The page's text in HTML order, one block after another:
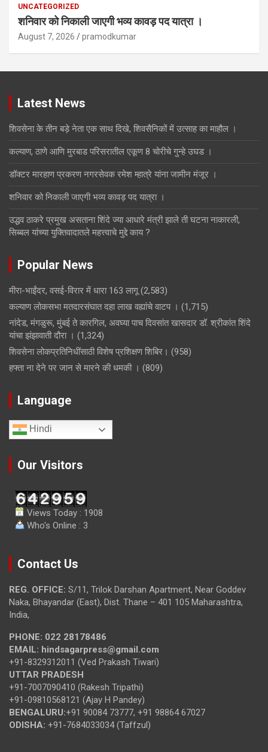
UNCATEGORIZED
शनिवार को निकाली जाएगी भव्य कावड़ पद यात्रा ।
August 7, 2026 pramodkumar
Latest News
शिवसेना के तीन बड़े नेता एक साथ दिखे, शिवसैनिकों में उत्साह का माहौल ।
कल्याण, ठाणे आणि मुरबाड परिसरातील एकूण 8 चोरीचे गुन्हे उघड ।
डॉक्टर मारहाण प्रकरण नगरसेवक रमेश म्हात्रे यांना जामीन मंजूर ।
शनिवार को निकाली जाएगी भव्य कावड़ पद यात्रा ।
उद्धव ठाकरे प्रमुख असताना शिंदे ज्या आधारे मंत्री झाले ती घटना नाकारली,
सिब्बल यांच्या युक्तिवादातले महत्त्वाचे मुद्दे काय ?
Popular News
मीरा-भाईंदर, वसई-विरार में धारा 163 लागू (2,583)
कल्याण लोकसभा मतदारसंघात दहा लाख वह्यांचे वाटप । (1,715)
नांदेड, मंगळुरू, मुंबई ते कारगिल, अवघ्या पाच दिवसांत खासदार डॉ. श्रीकांत शिंदे
यांचा झंझावाती दौरा । (1,324)
शिवसेना लोकप्रतिनिधींसाठी विशेष प्रशिक्षण शिबिर। (958)
हफ्ता ना देने पर जान से मारने की धमकी । (809)
Language
Hindi
Our Visitors
Views Today : 1908
Who's Online : 3
Contact Us
REG. OFFICE: S/11, Trilok Darshan Apartment, Near Goddev
Naka, Bhayandar (East), Dist. Thane – 401 105 Maharashtra,
India,
PHONE: 022 28178486
EMAIL: hindsagarpress@gmail.com
+91-8329312011 (Ved Prakash Tiwari)
UTTAR PRADESH
+91-7007090410 (Rakesh Tripathi)
+91-09810568121 (Ajay H Pandey)
BENGALURU:+91 90084 73777, +91 98864 67027
ODISHA: +91-7684033034 (Taffzul)